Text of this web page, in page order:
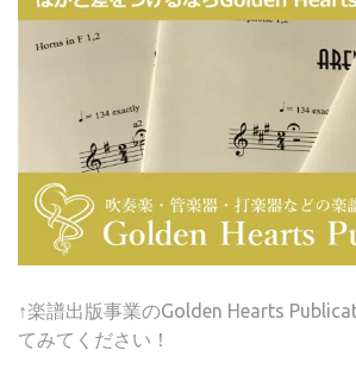
↑楽譜出版事業のGolden Hearts
てみてください！